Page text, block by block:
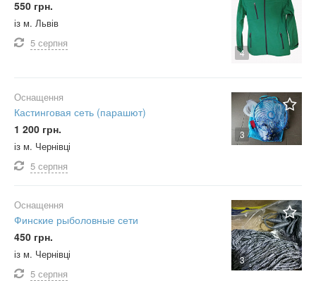
4
550 грн.
із м. Львів
5 серпня
3
Оснащення
Кастинговая сеть (парашют)
1 200 грн.
із м. Чернівці
5 серпня
3
Оснащення
Финские рыболовные сети
450 грн.
із м. Чернівці
5 серпня